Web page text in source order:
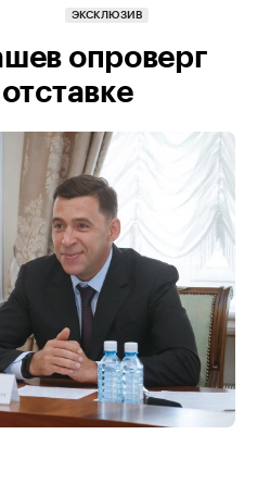
ЭКСКЛЮЗИВ
опроверг